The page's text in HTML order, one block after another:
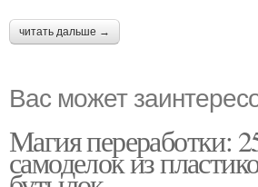
читать дальше →
Вас может
Магия переработки:
самоделок из